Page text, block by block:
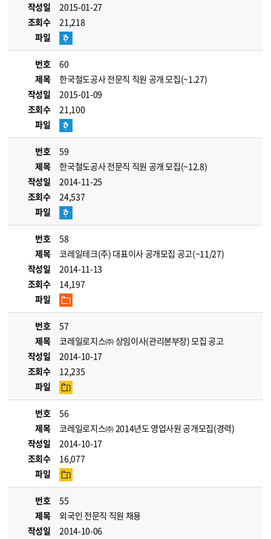
작성일
2015-01-27
조회수
21,218
파일
번호
60
제목
한국철도공사 전문직 직원 공개 모집(~1.27)
작성일
2015-01-09
조회수
21,100
파일
번호
59
제목
한국철도공사 전문직 직원 공개 모집(~12.8)
작성일
2014-11-25
조회수
24,537
파일
번호
58
제목
코레일테크(주) 대표이사 공개모집 공고(~11/27)
작성일
2014-11-13
조회수
14,197
파일
번호
57
제목
코레일로지스㈜ 상임이사(관리본부장) 모집 공고
작성일
2014-10-17
조회수
12,235
파일
번호
56
제목
코레일로지스㈜ 2014년도 영업사원 공개모집(경력)
작성일
2014-10-17
조회수
16,077
파일
번호
55
제목
외국인 전문직 직원 채용
작성일
2014-10-06